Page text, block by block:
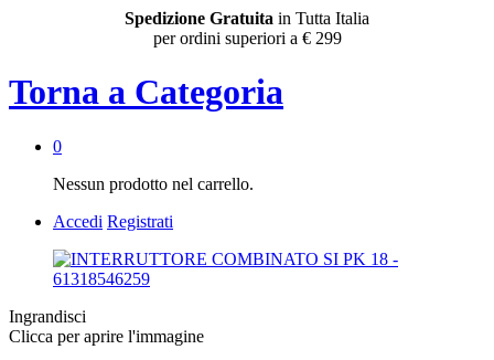
Spedizione Gratuita in Tutta Italia
per ordini superiori a € 299
Torna a Categoria
0
Nessun prodotto nel carrello.
Accedi Registrati
Ingrandisci
Clicca per aprire l'immagine